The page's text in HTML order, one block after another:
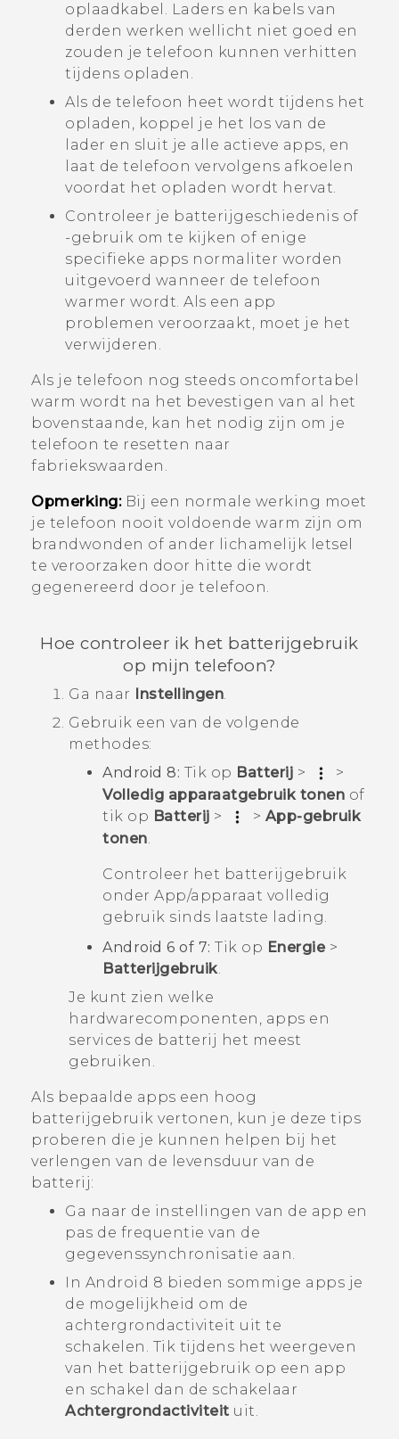
oplaadkabel. Laders en kabels van
derden werken wellicht niet goed en
zouden je telefoon kunnen verhitten
tijdens opladen.
Als de telefoon heet wordt tijdens het
opladen, koppel je het los van de
lader en sluit je alle actieve apps, en
laat de telefoon vervolgens afkoelen
voordat het opladen wordt hervat.
Controleer je batterijgeschiedenis of
-gebruik om te kijken of enige
specifieke apps normaliter worden
uitgevoerd wanneer de telefoon
warmer wordt. Als een app
problemen veroorzaakt, moet je het
verwijderen.
Als je telefoon nog steeds oncomfortabel
warm wordt na het bevestigen van al het
bovenstaande, kan het nodig zijn om je
telefoon te resetten naar
fabriekswaarden.
Opmerking:Bij een normale werking moet
je telefoon nooit voldoende warm zijn om
brandwonden of ander lichamelijk letsel
te veroorzaken door hitte die wordt
gegenereerd door je telefoon.
Hoe controleer ik het batterijgebruik
op mijn telefoon?
Ga naar Instellingen.
Gebruik een van de volgende
methodes:
Android 8: Tik op Batterij >
>
Volledig apparaatgebruik tonen of
tik op Batterij > > App-gebruik
tonen.
Controleer het batterijgebruik
onder App/apparaat volledig
gebruik sinds laatste lading.
Android 6 of 7: Tik op Energie>
Batterijgebruik.
Je kunt zien welke
hardwarecomponenten, apps en
services de batterij het meest
gebruiken.
Als bepaalde apps een hoog
batterijgebruik vertonen, kun je deze tips
proberen die je kunnen helpen bij het
verlengen van de levensduur van de
batterij:
Ga naar de instellingen van de app en
pas de frequentie van de
gegevenssynchronisatie aan.
In Android 8 bieden sommige apps je
de mogelijkheid om de
achtergrondactiviteit uit te
schakelen. Tik tijdens het weergeven
van het batterijgebruik op een app
en schakel dan de schakelaar
Achtergrondactiviteit uit.